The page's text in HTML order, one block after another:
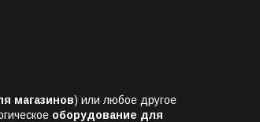
магазинов) или любое другое
оборудование для